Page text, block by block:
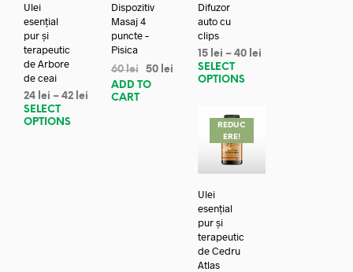
Ulei
esențial
pur și
terapeutic
de Arbore
de ceai
24 lei – 42 lei
SELECT
OPTIONS
Dispozitiv
Masaj 4
puncte –
Pisica
60lei 50 lei
ADD TO
CART
Difuzor
auto cu
clips
15 lei –40 lei
SELECT
OPTIONS
REDUC
ERE!
Ulei
esențial
pur și
terapeutic
de Cedru
Atlas